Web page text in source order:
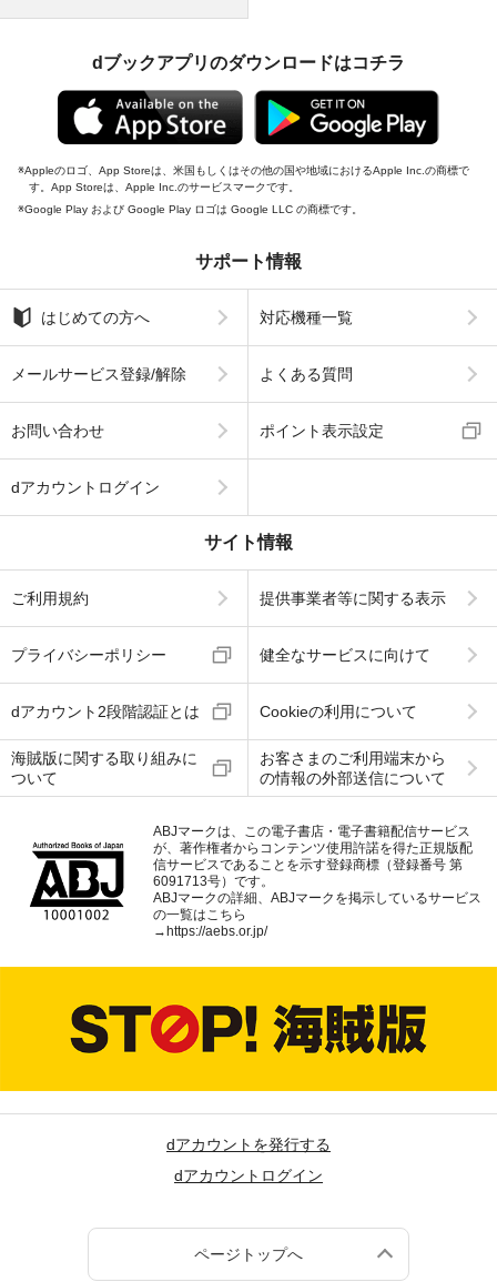
dブックアプリのダウンロードはコチラ
Appleのロゴ、App Storeは、米国もしくはその他の国や地域におけるApple Inc.の商標で
す。App Storeは、Apple Inc.のサービスマークです。
Google Play および Google Play ロゴは Google LLC の商標です。
サポート情報
はじめての方へ 対応機種一覧
メールサービス登録/解除 よくある質問
お問い合わせ ポイント表示設定
dアカウントログイン
サイト情報
ご利用規約 提供事業者等に関する表示
プライバシーポリシー 健全なサービスに向けて
dアカウント2段階認証とは Cookieの利用について
海賊版に関する取り組みに
ついて
お客さまのご利用端末から
の情報の外部送信について
ABJマークは、この電子書店・電子書籍配信サービス
が、著作権者からコンテンツ使用許諾を得た正規版配
信サービスであることを示す登録商標（登録番号 第
6091713号）です。
ABJマークの詳細、ABJマークを掲示しているサービス
の一覧はこちら
→https://aebs.or.jp/
dアカウントを発行する
dアカウントログイン
ページトップへ